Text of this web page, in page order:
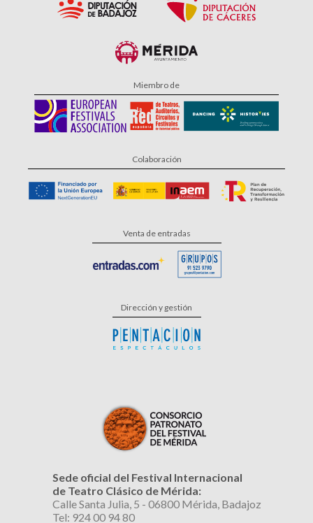
Miembro de
Colaboración
Venta de entradas
Dirección y gestión
Sede oficial del Festival Internacional
de Teatro Clásico de Mérida:
Calle Santa Julia, 5 - 06800 Mérida, Badajoz
Tel: 924 00 94 80